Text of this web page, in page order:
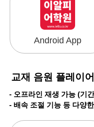
Android App
교재 음원 플레이어
- 오프라인 재생 가능 (기
- 배속 조절 기능 등 다양